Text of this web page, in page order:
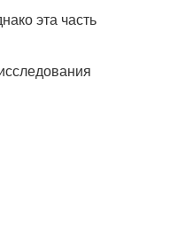
эта часть